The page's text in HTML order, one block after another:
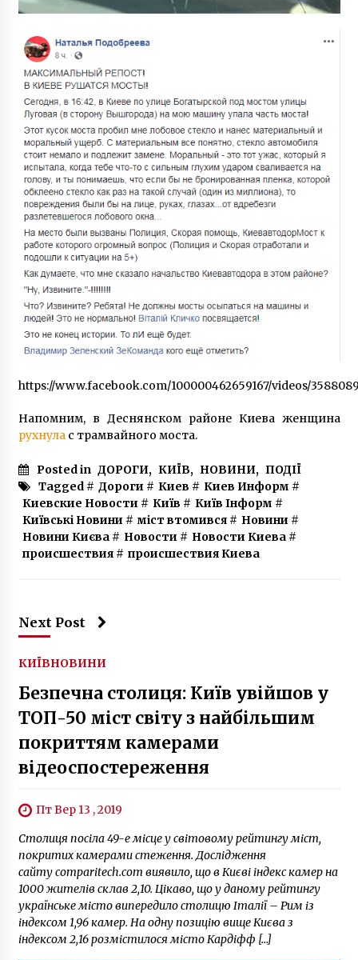
https://www.facebook.com/100000462659167/videos/
Напомним, в Деснянском районе Киева женщина
рухнула с трамвайного моста.
Posted in ДОРОГИ, КИЇВ, НОВИНИ, ПОДІЇ
Tagged # Дороги # Киев # Киев Информ #
Киевские Новости # Київ # Київ Інформ #
Київські Новини # міст втомився# Новини #
Новини Києва# Новости # Новости Киева#
происшествия# происшествия Киева
Next Post
КИЇВНОВИНИ
Безпечна столиця: Київ увійшов у
ТОП-50 міст світу з найбільшим
покриттям камерами
відеоспостереження
Пт Вер 13 , 2019
Столиця посіла 49-е місце у світовому рейтингу міст,
покритих камерами стеження. Дослідження
сайту comparitech.com виявило, що в Києві індекс камер на
1000 жителів склав 2,10. Цікаво, що у даному рейтингу
українське місто випередило столицю Італії – Рим із
індексом 1,96 камер. На одну позицію вище Києва з
індексом 2,16 розмістилося місто Кардіфф […]